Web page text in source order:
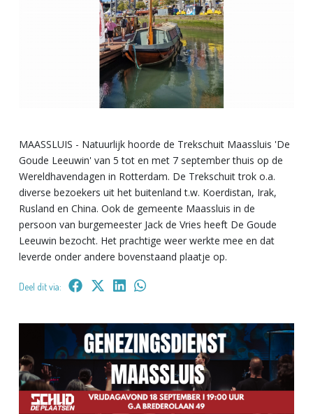
MAASSLUIS - Natuurlijk hoorde de Trekschuit Maassluis 'De
Goude Leeuwin' van 5 tot en met 7 september thuis op de
Wereldhavendagen in Rotterdam. De Trekschuit trok o.a.
diverse bezoekers uit het buitenland t.w. Koerdistan, Irak,
Rusland en China. Ook de gemeente Maassluis in de
persoon van burgemeester Jack de Vries heeft De Goude
Leeuwin bezocht. Het prachtige weer werkte mee en dat
leverde onder andere bovenstaand plaatje op.
Deel dit via: